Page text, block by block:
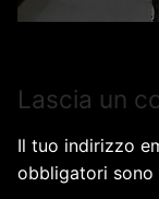
Lascia un
Il tuo indirizzo
obbligatori sono